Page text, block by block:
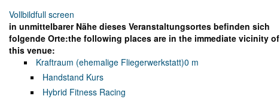
Vollbildfull screen
in unmittelbarer Nähe dieses Veranstaltungsortes befinden sich
folgende Orte:the following places are in the immediate vicinity of
this venue:
Kraftraum (ehemalige Fliegerwerkstatt)0 m
Handstand Kurs
Hybrid Fitness Racing